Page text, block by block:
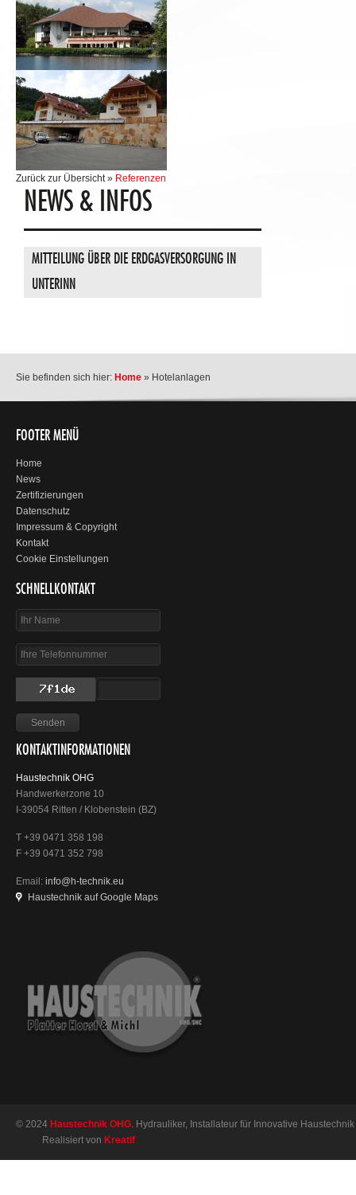
Zurück zur Übersicht » Referenzen
NEWS & INFOS
MITTEILUNG ÜBER DIE ERDGASVERSORGUNG IN
UNTERINN
Sie befinden sich hier: Home » Hotelanlagen
FOOTER MENÜ
Home
News
Zertifizierungen
Datenschutz
Impressum & Copyright
Kontakt
Cookie Einstellungen
SCHNELLKONTAKT
KONTAKTINFORMATIONEN
Haustechnik OHG
Handwerkerzone 10
I-39054 Ritten / Klobenstein (BZ)
T +39 0471 358 198
F +39 0471 352 798
Email: info@h-technik.eu
Haustechnik auf Google Maps
© 2024 Haustechnik OHG. Hydrauliker, Installateur für Innovative
Realisiert von Kreatif